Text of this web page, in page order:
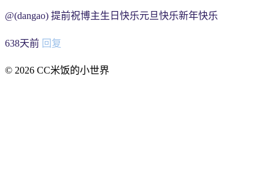
@(dangao) 提前祝博主生日快乐元旦快乐新年快乐
638天前 回复
© 2026 CC米饭的小世界